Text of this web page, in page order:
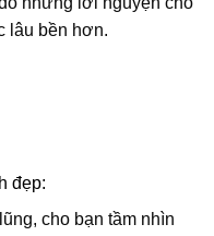
lâu bền hơn.
đẹp:
cho bạn tầm nhìn